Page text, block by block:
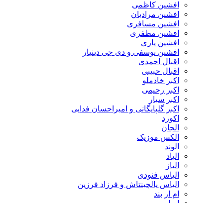
افشین کاظمی
افشین مرادیان
افشین مسافری
افشین مظفری
افشین یاری
افشین یوسفی و دی جی دینیار
اقبال احمدی
اقبال حبیبی
اکبر خادملو
اکبر رحیمی
اکبر سیار
اکبر گلپایگانی و امیراحسان فدایی
اکورد
الجان
الکس موزیک
الوند
الیاد
الیاز
الیاس فنودی
الیاس یالچینتاش و فرزاد فرزین
ام‌ ار بند